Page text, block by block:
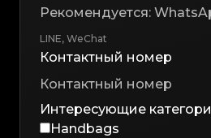
LINE, WeChat
Контактный номер
Интересующие
Handbags